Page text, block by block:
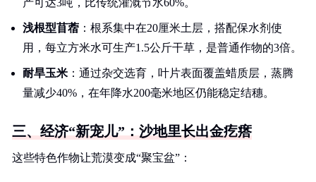
产可达3吨，比传统灌溉节水60%。
浅根型苜蓿 ：根系集中在20厘米土层，搭配保水剂使
用，每立方米水可生产1.5公斤干草，是普通作物的3倍。
耐旱玉米 ：通过杂交选育，叶片表面覆盖蜡质层，蒸腾
量减少40%，在年降水200毫米地区仍能稳定结穗。
三、经济“新宠儿”：沙地里长出金疙瘩
这些特色作物让荒漠变成“聚宝盆”：